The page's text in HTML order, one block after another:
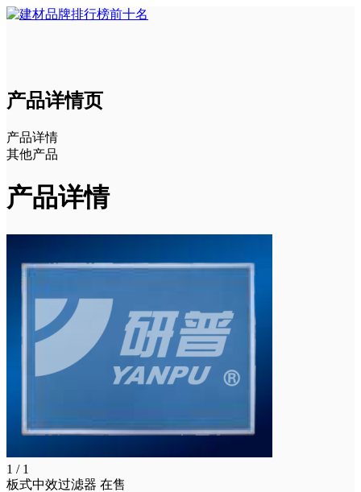
产品详情页
产品详情
其他产品
产品详情
1 / 1
板式中效过滤器 在售